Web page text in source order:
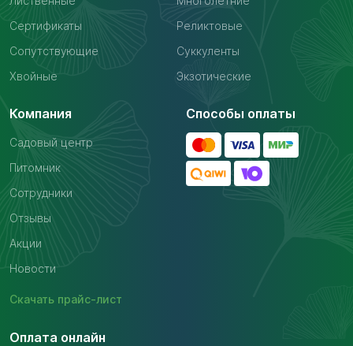
Сертификаты
Реликтовые
Сопутствующие
Суккуленты
Хвойные
Экзотические
Компания
Садовый центр
Питомник
Сотрудники
Отзывы
Акции
Новости
Скачать прайс-лист
Способы оплаты
Оплата онлайн